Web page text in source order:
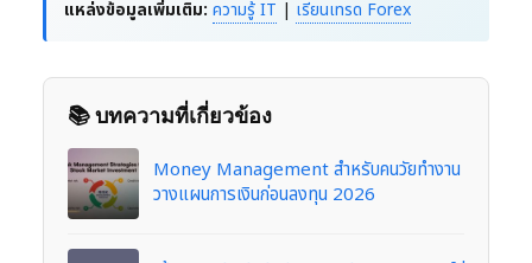
แหล่งข้อมูลเพิ่มเติม: ความรู้ IT | เรียนเทรด Forex
📚 บทความที่เกี่ยวข้อง
Money Management สำหรับคนวัยทำงาน
วางแผนการเงินก่อนลงทุน 2026